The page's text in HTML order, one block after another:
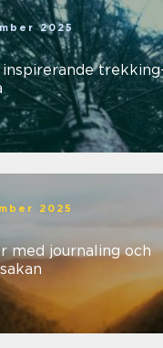
2025
2025
med journaling och